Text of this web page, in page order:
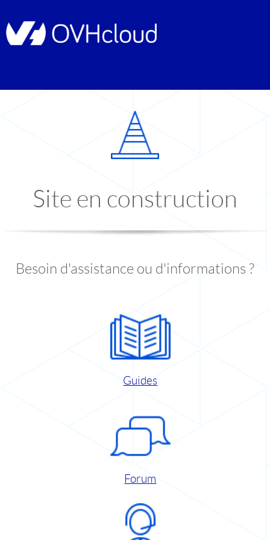
Site en construction
Besoin d'assistance ou d'informations ?
Guides
Forum